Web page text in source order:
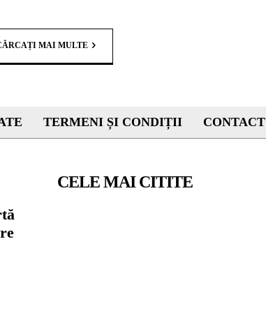
MAI MULTE
TERMENI ȘI CONDIȚII CONTACT
CELE MAI CITITE